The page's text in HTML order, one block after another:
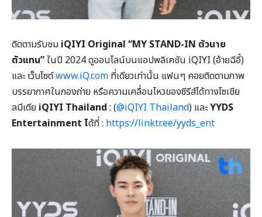
ติดตามรับชม iQIYI Original “MY STAND-IN ตัวนาย
ตัวแทน”ในปี 2024 ดูออนไลน์บนแอปพลิเคชัน iQIYI (อ้ายฉีอี้)
และ เว็บไซต์www.iQ.com ที่เดียวเท่านั้น แฟนๆ คอยติดตามภาพ
บรรยากาศในกองถ่าย หรือความเคลื่อนไหวของซีรีส์ได้ทางโซเชีย
ลมีเดีย iQIYI Thailand : (@iQIYI Thailand) และYYDS
Entertainment ได้ที่ : https://linktr.ee/yyds_ent